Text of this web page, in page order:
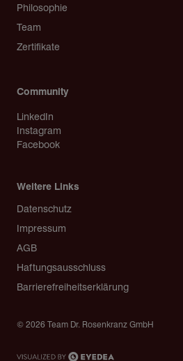
Philosophie
Team
Zertifikate
Community
LinkedIn
Instagram
Facebook
Weitere Links
Copyright
Datenschutz
Impressum
AGB
Haftungsausschluss
Barrierefreiheitserklärung
© 2026 Team Dr. Rosenkranz GmbH